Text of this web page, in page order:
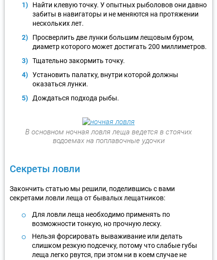
Найти клевую точку. У опытных рыболовов они давно
забиты в навигаторы и не меняются на протяжении
нескольких лет.
Просверлить две лунки большим лещовым буром,
диаметр которого может достигать 200 миллиметров.
Тщательно закормить точку.
Установить палатку, внутри которой должны
оказаться лунки.
Дождаться подхода рыбы.
В основном ночная ловля леща ведется в стоячих
водоемах на поплавочные удочки
Секреты ловли
Закончить статью мы решили, поделившись с вами
секретами ловли леща от бывалых лещатников:
Для ловли леща необходимо применять по
возможности тонкую, но прочную леску.
Нельзя форсировать вываживание или делать
слишком резкую подсечку, потому что слабые губы
леща легко рвутся, при этом ни в коем случае не